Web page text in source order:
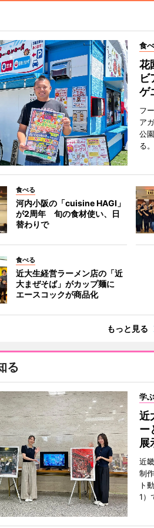
食
花
ゲ
フ
ア
公
る。
食べる
河内小阪の「cuisine HAGI」
が2周年 旬の食材使い、日
替わりで
食べる
近大生経営ラーメン店の「近
大まぜそば」がカップ麺に
エースコックが商品化
もっと見る
る
学
近
ー
展
近
制
ト
1）